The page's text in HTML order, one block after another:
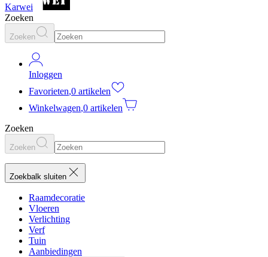
Karwei
Zoeken
Zoeken
Inloggen
Favorieten,0 artikelen
Winkelwagen,0 artikelen
Zoeken
Zoeken
Zoekbalk sluiten
Raamdecoratie
Vloeren
Verlichting
Verf
Tuin
Aanbiedingen